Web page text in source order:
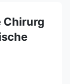
Chirurg